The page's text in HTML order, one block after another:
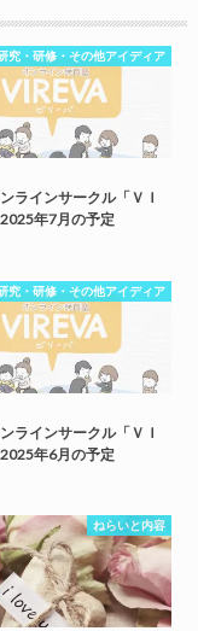
究・研修・その他アイディア
ラインサークル「ＶＩ
年7月の予定
究・研修・その他アイディア
ラインサークル「ＶＩ
年6月の予定
ねらいと内容